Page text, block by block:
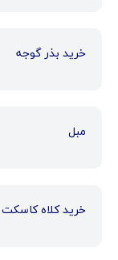
خرید بذر گوجه
مبل
خرید کلاه کاسکت